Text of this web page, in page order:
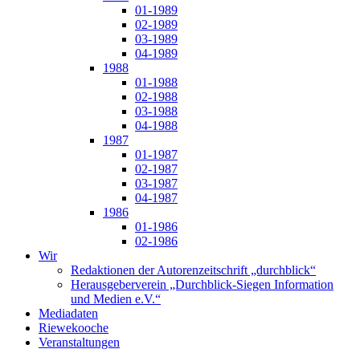
01-1989
02-1989
03-1989
04-1989
1988
01-1988
02-1988
03-1988
04-1988
1987
01-1987
02-1987
03-1987
04-1987
1986
01-1986
02-1986
Wir
Redaktionen der Autorenzeitschrift „durchblick“
Herausgeberverein „Durchblick-Siegen Information
und Medien e.V.“
Mediadaten
Riewekooche
Veranstaltungen